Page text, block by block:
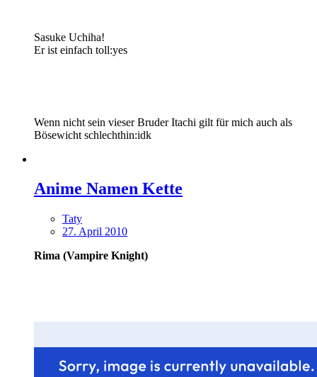
Sasuke Uchiha!
Er ist einfach toll:yes
Wenn nicht sein vieser Bruder Itachi gilt für mich auch als
Bösewicht schlechthin:idk
Anime Namen Kette
Taty
27. April 2010
Rima (Vampire Knight)